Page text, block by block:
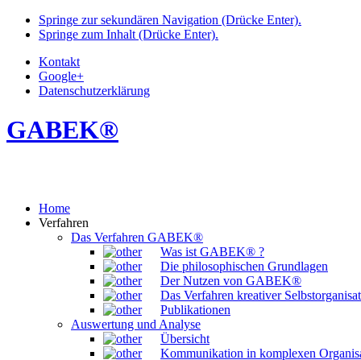
Springe zur sekundären Navigation (Drücke Enter).
Springe zum Inhalt (Drücke Enter).
Kontakt
Google+
Datenschutzerklärung
GABEK®
Home
Verfahren
Das Verfahren GABEK®
Was ist GABEK® ?
Die philosophischen Grundlagen
Der Nutzen von GABEK®
Das Verfahren kreativer
Publikationen
Auswertung und Analyse
Übersicht
Kommunikation in komplexen